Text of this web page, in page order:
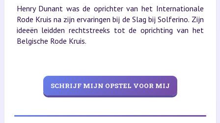
Henry Dunant was de oprichter van het Internationale
Rode Kruis na zijn ervaringen bij de Slag bij Solferino. Zijn
ideeën leidden rechtstreeks tot de oprichting van het
Belgische Rode Kruis.
SCHRIJF MIJN OPSTEL VOOR MIJ